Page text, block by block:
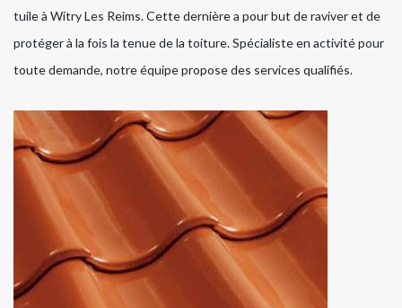
tuile à Witry Les Reims. Cette dernière a pour but de raviver et de
protéger à la fois la tenue de la toiture. Spécialiste en activité pour
toute demande, notre équipe propose des services qualifiés.